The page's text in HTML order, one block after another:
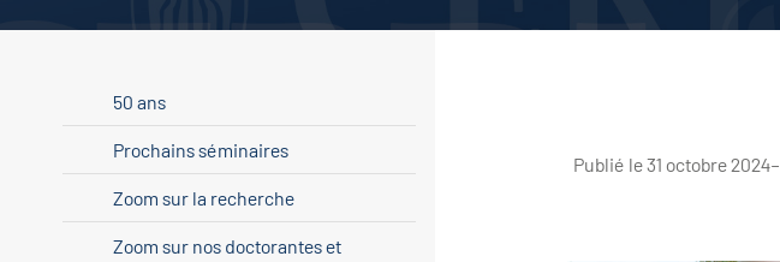
Publié le 31 octobre 2024–
50 ans
Prochains séminaires
Zoom sur la recherche
Zoom sur nos doctorantes et